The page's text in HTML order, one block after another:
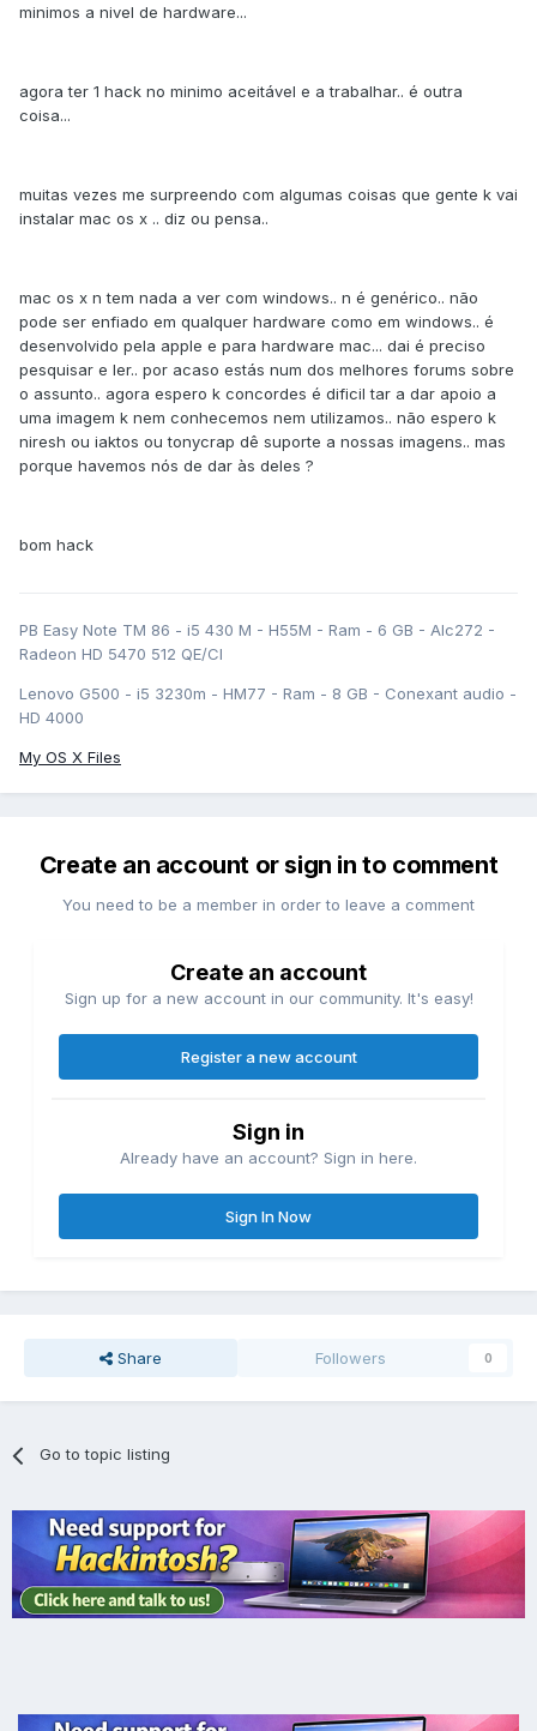
minimos a nivel de hardware...
agora ter 1 hack no minimo aceitável e a trabalhar.. é outra
coisa...
muitas vezes me surpreendo com algumas coisas que gente k vai
instalar mac os x .. diz ou pensa..
mac os x n tem nada a ver com windows.. n é genérico.. não
pode ser enfiado em qualquer hardware como em windows.. é
desenvolvido pela apple e para hardware mac... dai é preciso
pesquisar e ler.. por acaso estás num dos melhores forums sobre
o assunto.. agora espero k concordes é dificil tar a dar apoio a
uma imagem k nem conhecemos nem utilizamos.. não espero k
niresh ou iaktos ou tonycrap dê suporte a nossas imagens.. mas
porque havemos nós de dar às deles ?
bom hack
PB Easy Note TM 86 - i5 430 M - H55M - Ram - 6 GB - Alc272 -
Radeon HD 5470 512 QE/CI
Lenovo G500 - i5 3230m - HM77 - Ram - 8 GB - Conexant audio -
HD 4000
My OS X Files
Create an account or sign in to comment
You need to be a member in order to leave a comment
Create an account
Sign up for a new account in our community. It's easy!
Register a new account
Sign in
Already have an account? Sign in here.
Sign In Now
Share Followers 0
Go to topic listing